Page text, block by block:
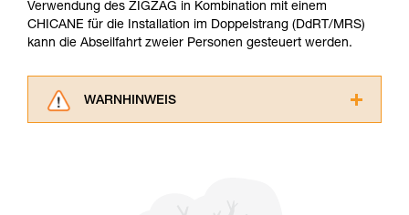
Verwendung des ZIGZAG in Kombination mit einem
CHICANE für die Installation im Doppelstrang (DdRT/MRS)
kann die Abseilfahrt zweier Personen gesteuert werden.
WARNHINWEIS